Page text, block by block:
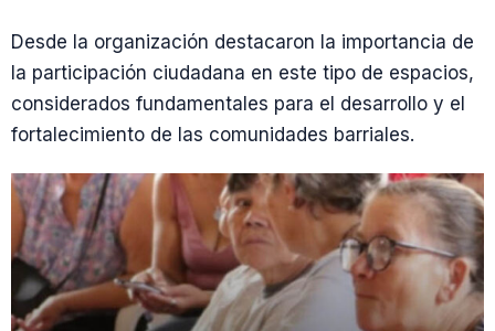
Desde la organización destacaron la importancia de
la participación ciudadana en este tipo de espacios,
considerados fundamentales para el desarrollo y el
fortalecimiento de las comunidades barriales.